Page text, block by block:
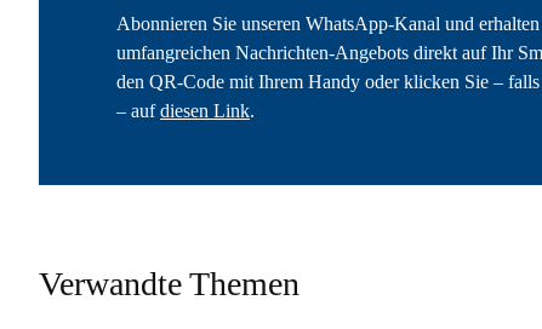
Abonnieren Sie unseren WhatsApp-Kanal und
umfangreichen Nachrichten-Angebots direkt auf Ihr
den QR-Code mit Ihrem Handy oder klicken Sie –
– aufdiesen Link.
Verwandte Themen